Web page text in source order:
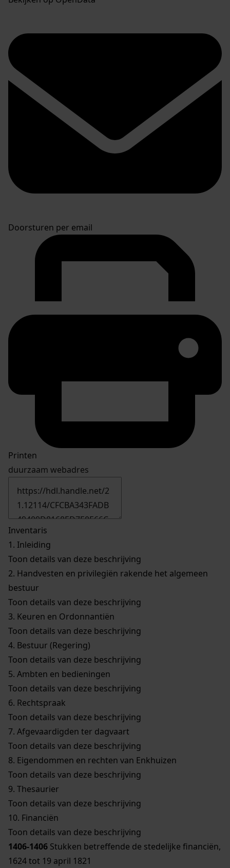
Doorsturen per email
Printen
duurzaam webadres
Inventaris
1. Inleiding
Toon details van deze beschrijving
2. Handvesten en privilegiën rakende het algemeen
bestuur
Toon details van deze beschrijving
3. Keuren en Ordonnantiën
Toon details van deze beschrijving
4. Bestuur (Regering)
Toon details van deze beschrijving
5. Ambten en bedieningen
Toon details van deze beschrijving
6. Rechtspraak
Toon details van deze beschrijving
7. Afgevaardigden ter dagvaart
Toon details van deze beschrijving
8. Eigendommen en rechten van Enkhuizen
Toon details van deze beschrijving
9. Thesaurier
Toon details van deze beschrijving
10. Financiën
Toon details van deze beschrijving
1406-1406 Stukken betreffende de stedelijke financiën,
1624 tot 19 april 1821